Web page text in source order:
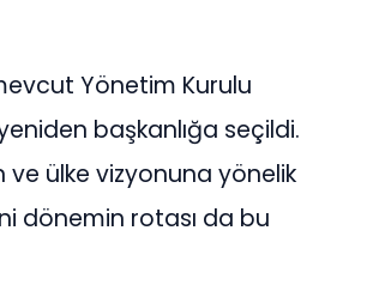
Yönetim Kurulu
başkanlığa seçildi.
ve ülke vizyonuna yönelik
dönemin rotası da bu